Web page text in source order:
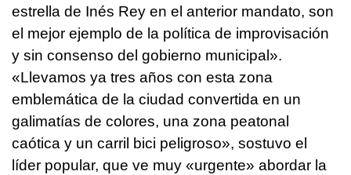
estrella de Inés Rey en el anterior mandato, son
el mejor ejemplo de la política de improvisación
y sin consenso del gobierno municipal».
«Llevamos ya tres años con esta zona
emblemática de la ciudad convertida en un
galimatías de colores, una zona peatonal
caótica y un carril bici peligroso», sostuvo el
líder popular, que ve muy «urgente» abordar la